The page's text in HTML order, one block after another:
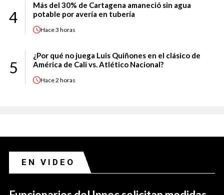
4
Más del 30% de Cartagena amaneció sin agua
potable por avería en tubería
Hace3 horas
5
¿Por qué no juega Luis Quiñones en el clásico de
América de Cali vs. Atlético Nacional?
Hace2 horas
EN VIDEO